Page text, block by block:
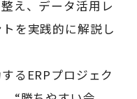
え、データ活用レ
を実践的に解説し
るERPプロジェク